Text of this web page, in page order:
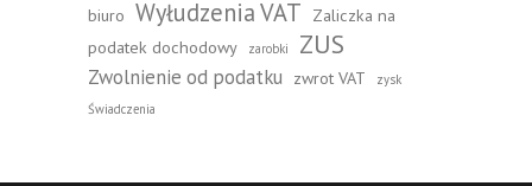
biuro Wyłudzenia VAT Zaliczka na
podatek dochodowy
zarobki ZUS
Zwolnienie od podatku zwrot VAT
zysk
Świadczenia